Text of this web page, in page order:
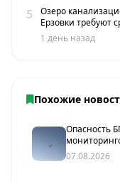
5
Озеро
Ерзовки требуют
1 день назад
Похожие
Опасность
07.08.2026